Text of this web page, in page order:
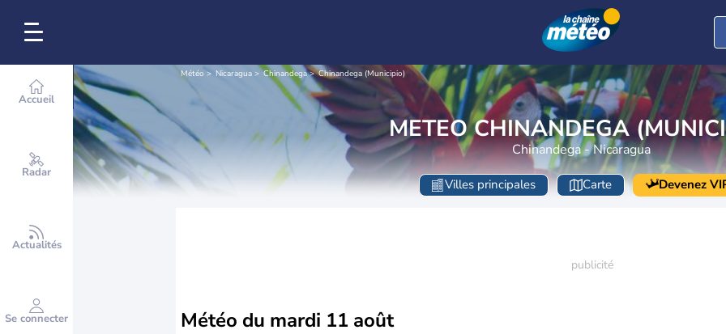
Accueil
Radar
Actualités
Se connecter
Météo Nicaragua Chinandega Chinandega (Municipio)
METEO CHINANDEGA
Chinandega - Nicaragua
Villes principales Carte Devenez
Météo du mardi 11 août